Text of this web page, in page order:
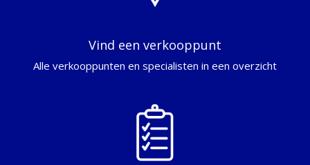
Vind een verkooppunt
Alle verkooppunten en specialisten in een overzicht